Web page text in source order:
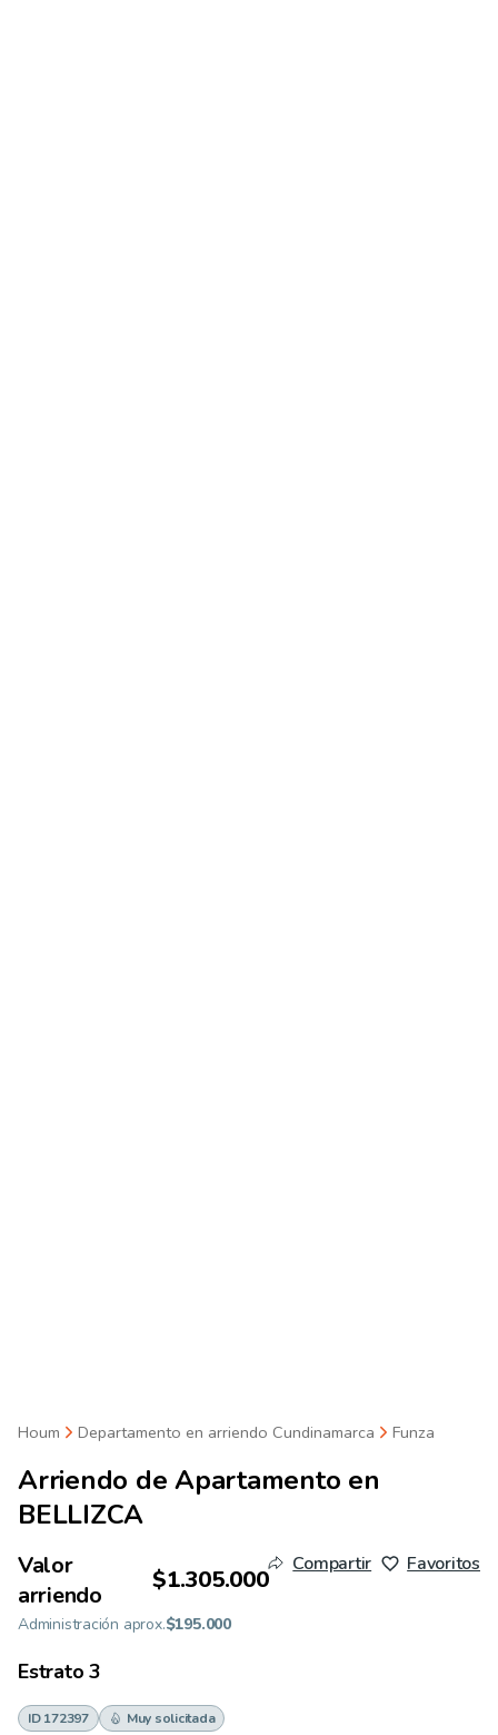
Houm Departamento en arriendo Cundinamarca Funza
Arriendo deApartamento en
BELLIZCA
Valor
arriendo
$1.305.000
Administración aprox.$195.000
Compartir Favoritos
Estrato3
ID 172397 Muy solicitada